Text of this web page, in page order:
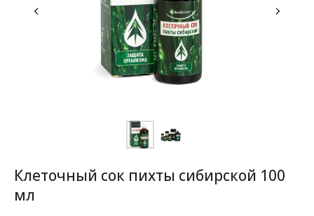
Клеточный сок пихты сибирской 100
мл